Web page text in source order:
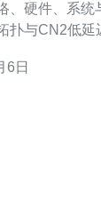
、硬件、系统
扑与CN2低延
强稳定性，适
6日